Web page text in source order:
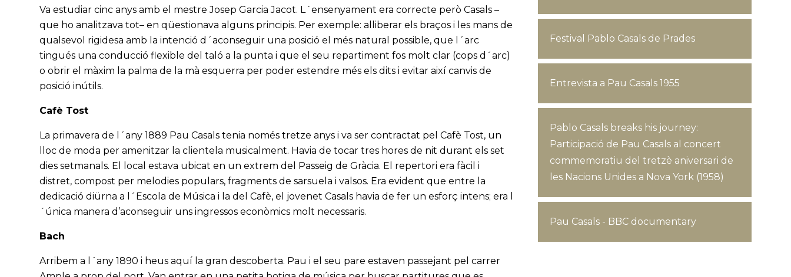
Va estudiar cinc anys amb el mestre Josep Garcia Jacot. L´ensenyament era correcte però Casals –
que ho analitzava tot– en qüestionava alguns principis. Per exemple: alliberar els braços i les mans de
qualsevol rigidesa amb la intenció d´aconseguir una posició el més natural possible, que l´arc
tingués una conducció flexible del taló a la punta i que el seu repartiment fos molt clar (cops d´arc)
o obrir el màxim la palma de la mà esquerra per poder estendre més els dits i evitar així canvis de
posició inútils.
Cafè Tost
La primavera de l´any 1889 Pau Casals tenia només tretze anys i va ser contractat pel Cafè Tost, un
lloc de moda per amenitzar la clientela musicalment. Havia de tocar tres hores de nit durant els set
dies setmanals. El local estava ubicat en un extrem del Passeig de Gràcia. El repertori era fàcil i
distret, compost per melodies populars, fragments de sarsuela i valsos. Era evident que entre la
dedicació diürna a l´Escola de Música i la del Cafè, el jovenet Casals havia de fer un esforç intens; era l
´única manera d’aconseguir uns ingressos econòmics molt necessaris.
Bach
Arribem a l´any 1890 i heus aquí la gran descoberta. Pau i el seu pare estaven passejant pel carrer
Festival Pablo Casals de Prades
Entrevista a Pau Casals 1955
Pablo Casals breaks his journey:
Participació de Pau Casals al concert
commemoratiu del tretzè aniversari de
les Nacions Unides a Nova York (1958)
Pau Casals - BBC documentary